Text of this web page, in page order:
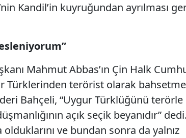
Kandil’in kuyruğundan ayrılması
Mahmut Abbas’ın Çin Halk
Türklerinden terörist olarak
Bahçeli, “Uygur Türklüğünü
açık seçik beyanıdır”
olduklarını ve bundan sonra da yalnız